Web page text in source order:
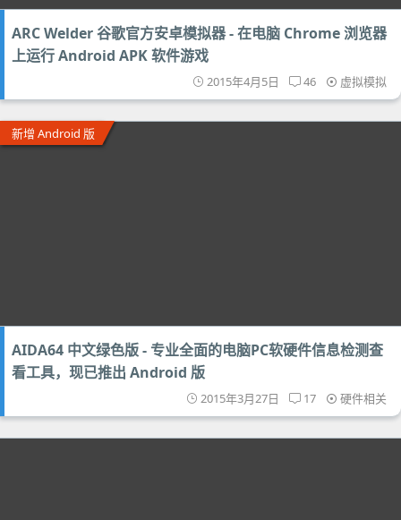
ARC Welder 谷歌官方安卓模拟器 - 在电脑 Chrome 浏览器
上运行 Android APK 软件游戏
2015年4月5日 46 虚拟模拟
新增 Android 版
AIDA64 中文绿色版 - 专业全面的电脑PC软硬件信息检测查
看工具，现已推出 Android 版
2015年3月27日 17 硬件相关